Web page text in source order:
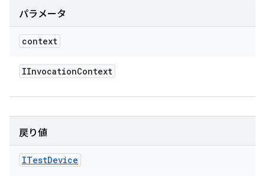
パラメータ
context
IInvocationContext
戻り値
ITestDevice